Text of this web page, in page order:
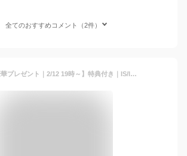
全てのおすすめコメント（2件）
【5H限定豪華プレゼント｜2/12 19時～】特典付き｜IS/IT イズイット ビジネスリュック ビジネスバッグ メンズ ブランド 小さめ 通勤 撥水 防水 薄い 薄型 薄マチ A4 isit-924701